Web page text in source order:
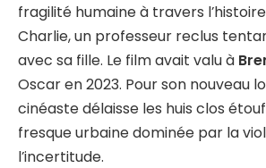
fragilité humaine à travers
Charlie, un professeur reclus
avec sa fille. Le film avait valu à
Oscar en 2023. Pour son nouveau
cinéaste délaisse les huis clos
fresque urbaine dominée par la
l’incertitude.